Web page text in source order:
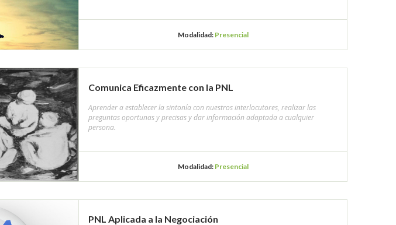
Modalidad: Presencial
Comunica Eficazmente con la PNL
Aprender a establecer la sintonía con nuestros interlocutores, realizar las
preguntas oportunas y precisas y dar información adaptada a cualquier
persona.
Modalidad: Presencial
PNL Aplicada a la Negociación